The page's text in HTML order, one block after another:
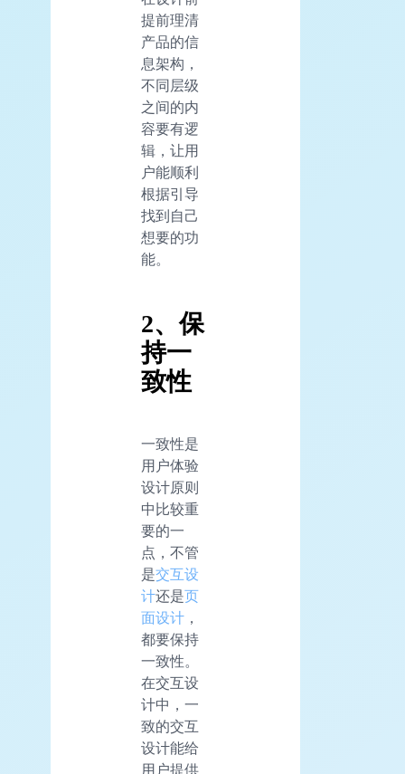
提前理清
产品的信
息架构，
不同层级
之间的内
容要有逻
辑，让用
户能顺利
根据引导
找到自己
想要的功
能。
2、保
持一
致性
一致性是
用户体验
设计原则
中比较重
要的一
点，不管
是交互设
计还是页
面设计 ，
都要保持
一致性。
在交互设
计中，一
致的交互
设计能给
用户提供